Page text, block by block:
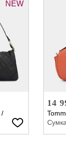
NEW
/
14